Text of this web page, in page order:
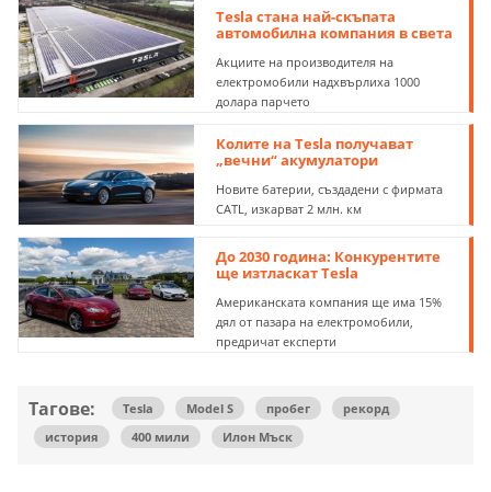
Tesla стана най-скъпата
автомобилна компания в света
Акциите на производителя на
електромобили надхвърлиха 1000
долара парчето
Колите на Tesla получават
„вечни“ акумулатори
Новите батерии, създадени с фирмата
CATL, изкарват 2 млн. км
До 2030 година: Конкурентите
ще изтласкат Tesla
Американската компания ще има 15%
дял от пазара на електромобили,
предричат експерти
Тагове: Tesla Model S пробег
рекорд
история
400 мили Илон Мъск